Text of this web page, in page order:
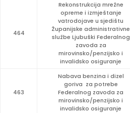
464
Rekonstrukcija mrežne
opreme i izmještanje
vatrodojave u sjedištu
Županijske administrativne
službe Ljubuški Federalnog
zavoda za
mirovinsko/penzijsko i
invalidsko osiguranje
463
Nabava benzina i dizel
goriva za potrebe
Federalnog zavoda za
mirovinsko/penzijsko i
invalidsko osiguranje